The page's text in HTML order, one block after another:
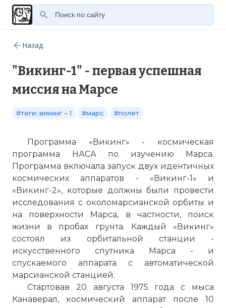
Назад
"Викинг-1" - первая успешная
миссия на Марсе
#теги: викинг – 1 #марс #полет
Программа «Викинг» - космическая
программа НАСА по изучению Марса.
Программа включала запуск двух идентичных
космических аппаратов - «Викинг-1» и
«Викинг-2», которые должны были провести
исследования с околомарсианской орбиты и
на поверхности Марса, в частности, поиск
жизни в пробах грунта. Каждый «Викинг»
состоял из орбитальной станции -
искусственного спутника Марса - и
спускаемого аппарата с автоматической
марсианской станцией.
Стартовав 20 августа 1975 года с мыса
Канаверал, космический аппарат после 10